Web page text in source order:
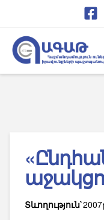
Content
navigation
Տևողություն`